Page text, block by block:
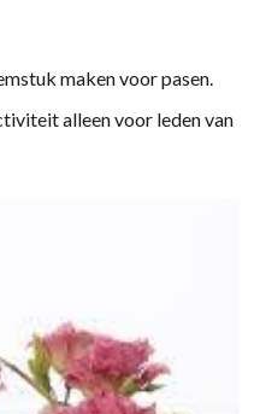
maken voor pasen.
alleen voor leden van